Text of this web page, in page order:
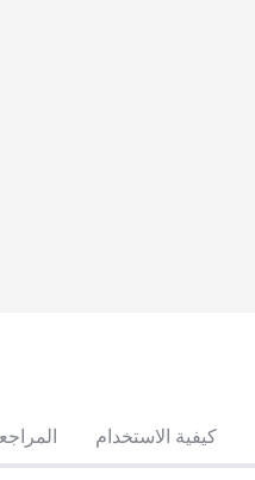
كيفية الاستخدام